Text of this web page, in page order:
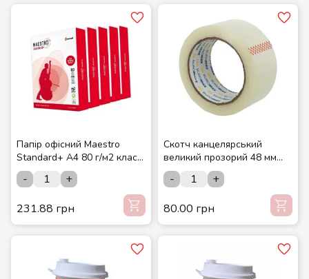
Папір офісний Maestro
Standard+ A4 80 г/м2 клас
B 500 аркушів
-
+
231.88 грн
Скотч канцелярський
великий прозорий 48 мм
200 м
-
+
80.00 грн